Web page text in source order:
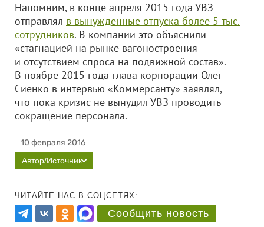
Напомним, в конце апреля 2015 года УВЗ
отправлял в вынужденные отпуска более 5 тыс.
сотрудников. В компании это объяснили
«стагнацией на рынке вагоностроения
и отсутствием спроса на подвижной состав».
В ноябре 2015 года глава корпорации Олег
Сиенко в интервью «Коммерсанту» заявлял,
что пока кризис не вынудил УВЗ проводить
сокращение персонала.
10 февраля 2016
Автор/Источник
ЧИТАЙТЕ НАС В СОЦСЕТЯХ:
Сообщить новость